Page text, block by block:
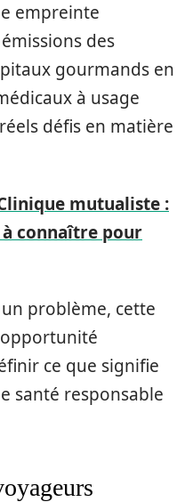
empreinte
des
gourmands en
à usage
défis en matière
mutualiste :
connaître pour
problème, cette
ce que signifie
santé responsable